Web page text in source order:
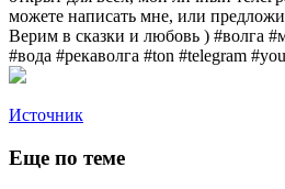
можете написать мне, или
Верим в сказки и любовь ) #волга
#вода #рекаволга #ton #telegram
Источник
Еще по теме